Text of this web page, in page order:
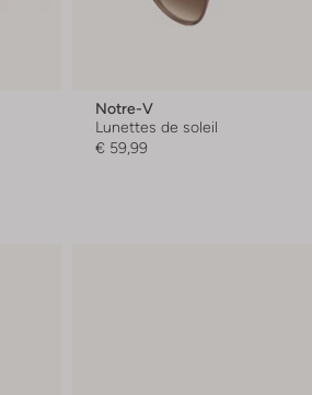
Notre-V
Lunettes de soleil
€ 59,99